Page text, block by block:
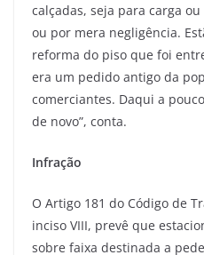
calçadas, seja para carga
ou por mera negligência.
reforma do piso que foi
era um pedido antigo da
comerciantes. Daqui a
de novo”, conta.
Infração
O Artigo 181 do Código de
inciso VIII, prevê que
sobre faixa destinada a